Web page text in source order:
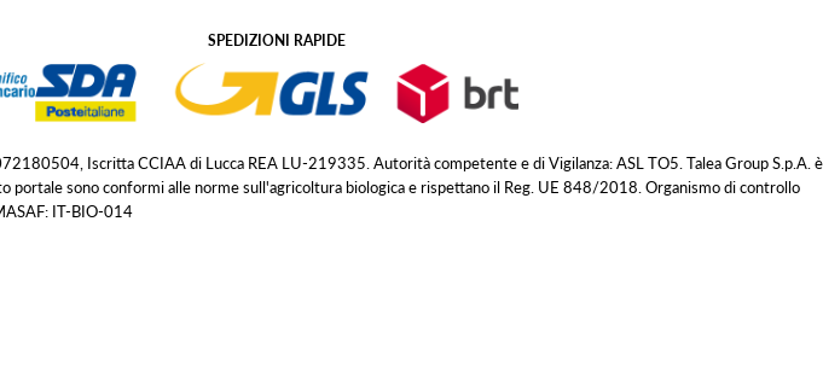
SPEDIZIONI RAPIDE
Iscritta CCIAA di Lucca REA LU-219335. Autorità competente e di Vigilanza: ASL TO5. Talea Group S.p.A. è
sono conformi alle norme sull'agricoltura biologica e rispettano il Reg. UE 848/2018. Organismo di controllo
IT-BIO-014